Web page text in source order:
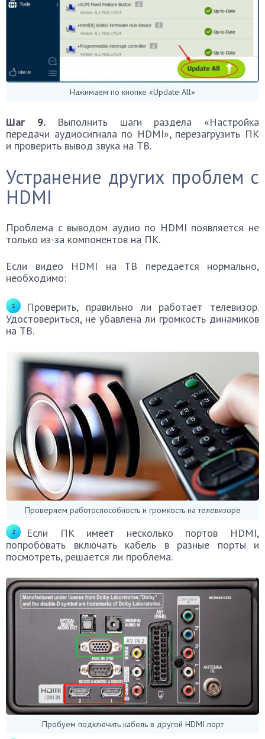
Нажимаем по кнопке «Update All»
Шаг 9.Выполнить шаги раздела «Настройка
передачи аудиосигнала по HDMI», перезагрузить ПК
и проверить вывод звука на ТВ.
Устранение других проблем с
HDMI
Проблема с выводом аудио по HDMI появляется не
только из-за компонентов на ПК.
Если видео HDMI на ТВ передается нормально,
необходимо:
Проверить, правильно ли работает телевизор.
Удостовериться, не убавлена ли громкость динамиков
на ТВ.
Проверяем работоспособность и громкость на телевизоре
Если ПК имеет несколько портов HDMI,
попробовать включать кабель в разные порты и
посмотреть, решается ли проблема.
Пробуем подключить кабель в другой HDMI порт